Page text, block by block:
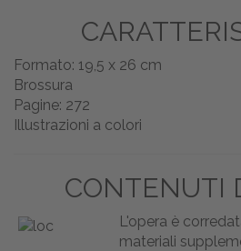
Formato: 19,5 x 26 cm
Brossura
Pagine: 272
Illustrazioni a colori
CONTENUTI
L'opera è
materiali